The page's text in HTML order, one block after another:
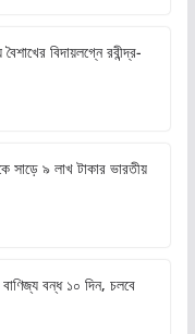
বিদায়লগ্নে রবীন্দ্র-
সাড়ে ৯ লাখ টাকার ভারতীয়
বন্ধ ১০ দিন, চলবে